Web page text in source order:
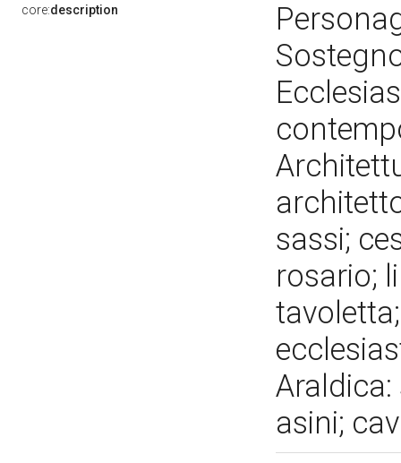
core:description
sassi;
rosario;
asini;